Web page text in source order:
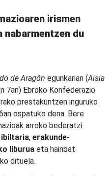
irismen
nabarmentzen du
de Aragón egunkarian (Aisia
7an) Ebroko Konfederazio
prestakuntzen inguruko
ospatuko dena. Bere
arroko bederatzi
, erakunde-
liburua eta hainbat
dituela.